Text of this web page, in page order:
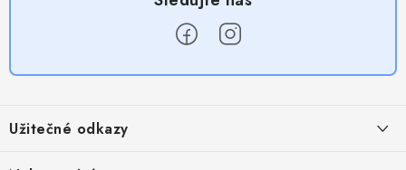
p
a
Užitečné odkazy